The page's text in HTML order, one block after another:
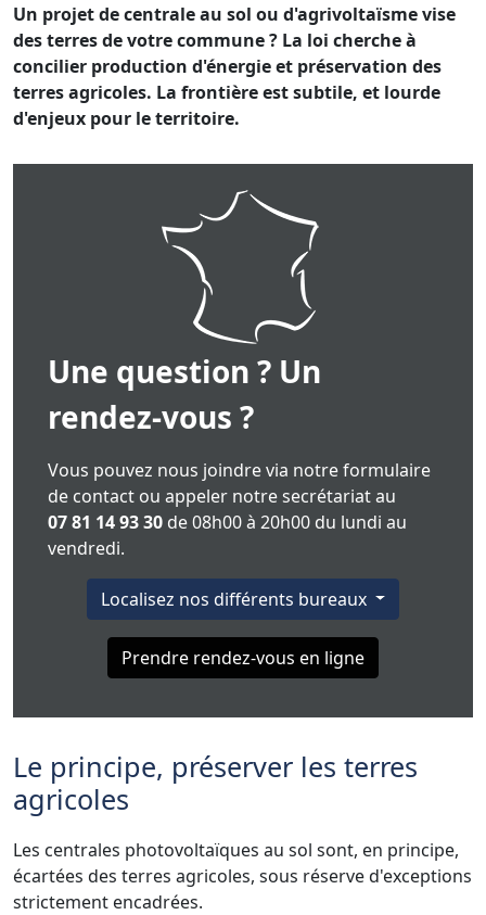
Un projet de centrale au sol ou d'agrivoltaïsme vise
des terres de votre commune ? La loi cherche à
concilier production d'énergie et préservation des
terres agricoles. La frontière est subtile, et lourde
d'enjeux pour le territoire.
Une question ? Un
rendez-vous ?
Vous pouvez nous joindre via notre formulaire
de contact ou appeler notre secrétariat au
07 81 14 93 30 de 08h00 à 20h00 du lundi au
vendredi.
Localisez nos différents bureaux
Prendre rendez-vous en ligne
Le principe, préserver les terres
agricoles
Les centrales photovoltaïques au sol sont, en principe,
écartées des terres agricoles, sous réserve d'exceptions
strictement encadrées.